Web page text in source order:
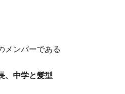
メンバーである
、中学と髪型